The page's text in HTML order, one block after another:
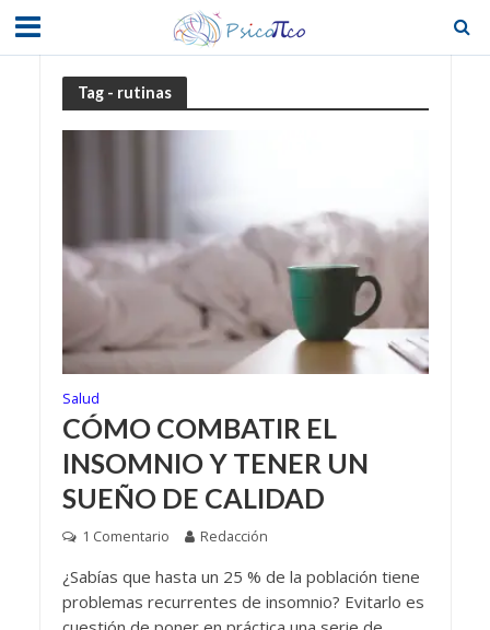
Tag - rutinas
Salud
CÓMO COMBATIR EL
INSOMNIO Y TENER UN
SUEÑO DE CALIDAD
1 Comentario Redacción
¿Sabías que hasta un 25 % de la población tiene
problemas recurrentes de insomnio? Evitarlo es